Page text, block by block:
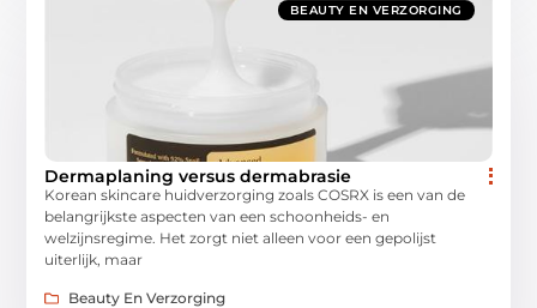
BEAUTY EN VERZORGING
Dermaplaning versus dermabrasie
Korean skincare huidverzorging zoals COSRX is een van de
belangrijkste aspecten van een schoonheids- en
welzijnsregime. Het zorgt niet alleen voor een gepolijst
uiterlijk, maar
Beauty En Verzorging